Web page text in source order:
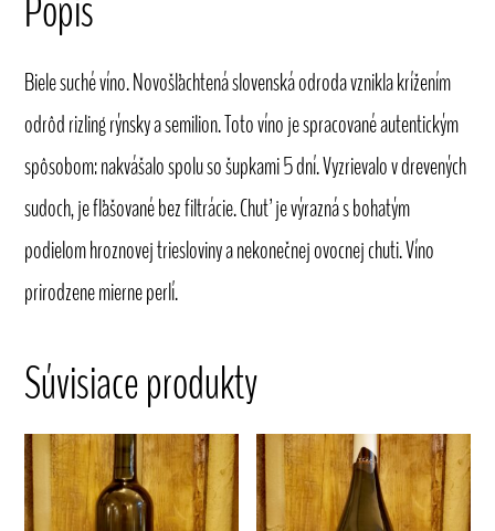
Biele suché víno. Novošľachtená slovenská odroda vznikla krížením
odrôd rizling rýnsky a semilion. Toto víno je spracované autentickým
spôsobom: nakvášalo spolu so šupkami 5 dní. Vyzrievalo v drevených
sudoch, je fľašované bez filtrácie. Chuť je výrazná s bohatým
podielom hroznovej triesloviny a nekonečnej ovocnej chuti. Víno
prirodzene mierne perlí.
Súvisiace produkty